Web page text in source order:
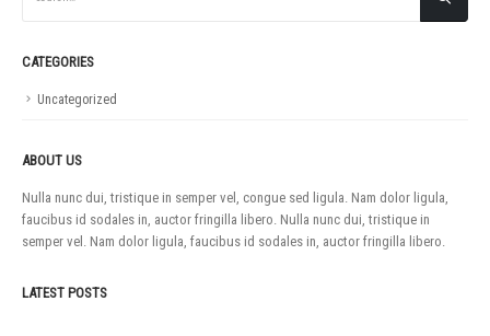
CATEGORIES
Uncategorized
ABOUT US
Nulla nunc dui, tristique in semper vel, congue sed ligula. Nam dolor ligula,
faucibus id sodales in, auctor fringilla libero. Nulla nunc dui, tristique in
semper vel. Nam dolor ligula, faucibus id sodales in, auctor fringilla libero.
LATEST POSTS